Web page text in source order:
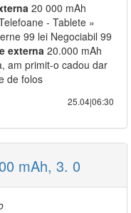
20 000 mAh
- Tablete »
99 lei Negociabil 99
externa 20.000 mAh
am primit-o cadou dar
de folos
25.04|06:30
mAh, 3. 0